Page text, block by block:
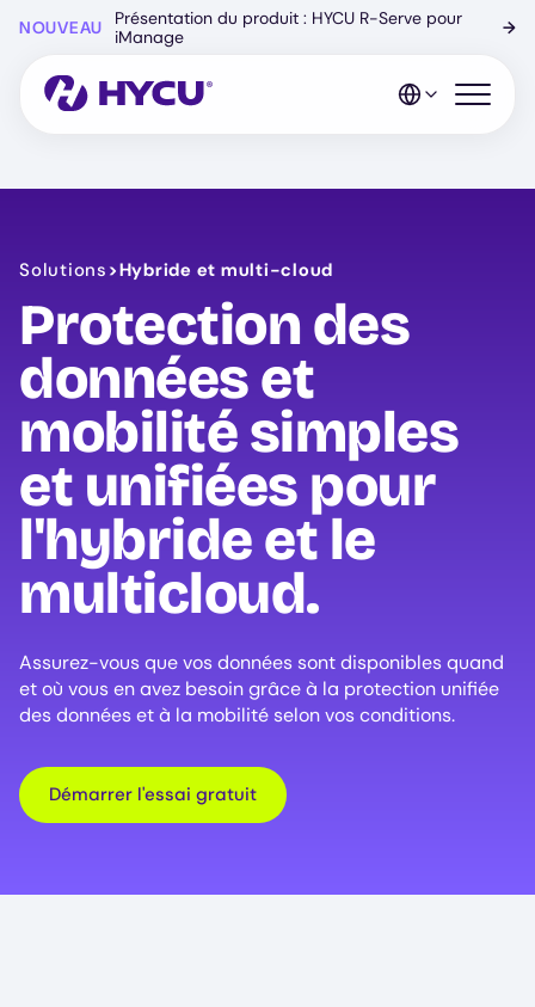
content
NOUVEAU
Présentation du produit : HYCU R-Serve pour
iManage
→
Open
Solutions >Hybride et multi-cloud
Protection des
données et
mobilité simples
et unifiées pour
l'hybride et le
multicloud.
Assurez-vous que vos données sont disponibles quand
et où vous en avez besoin grâce à la protection unifiée
des données et à la mobilité selon vos conditions.
Démarrer l'essai gratuit